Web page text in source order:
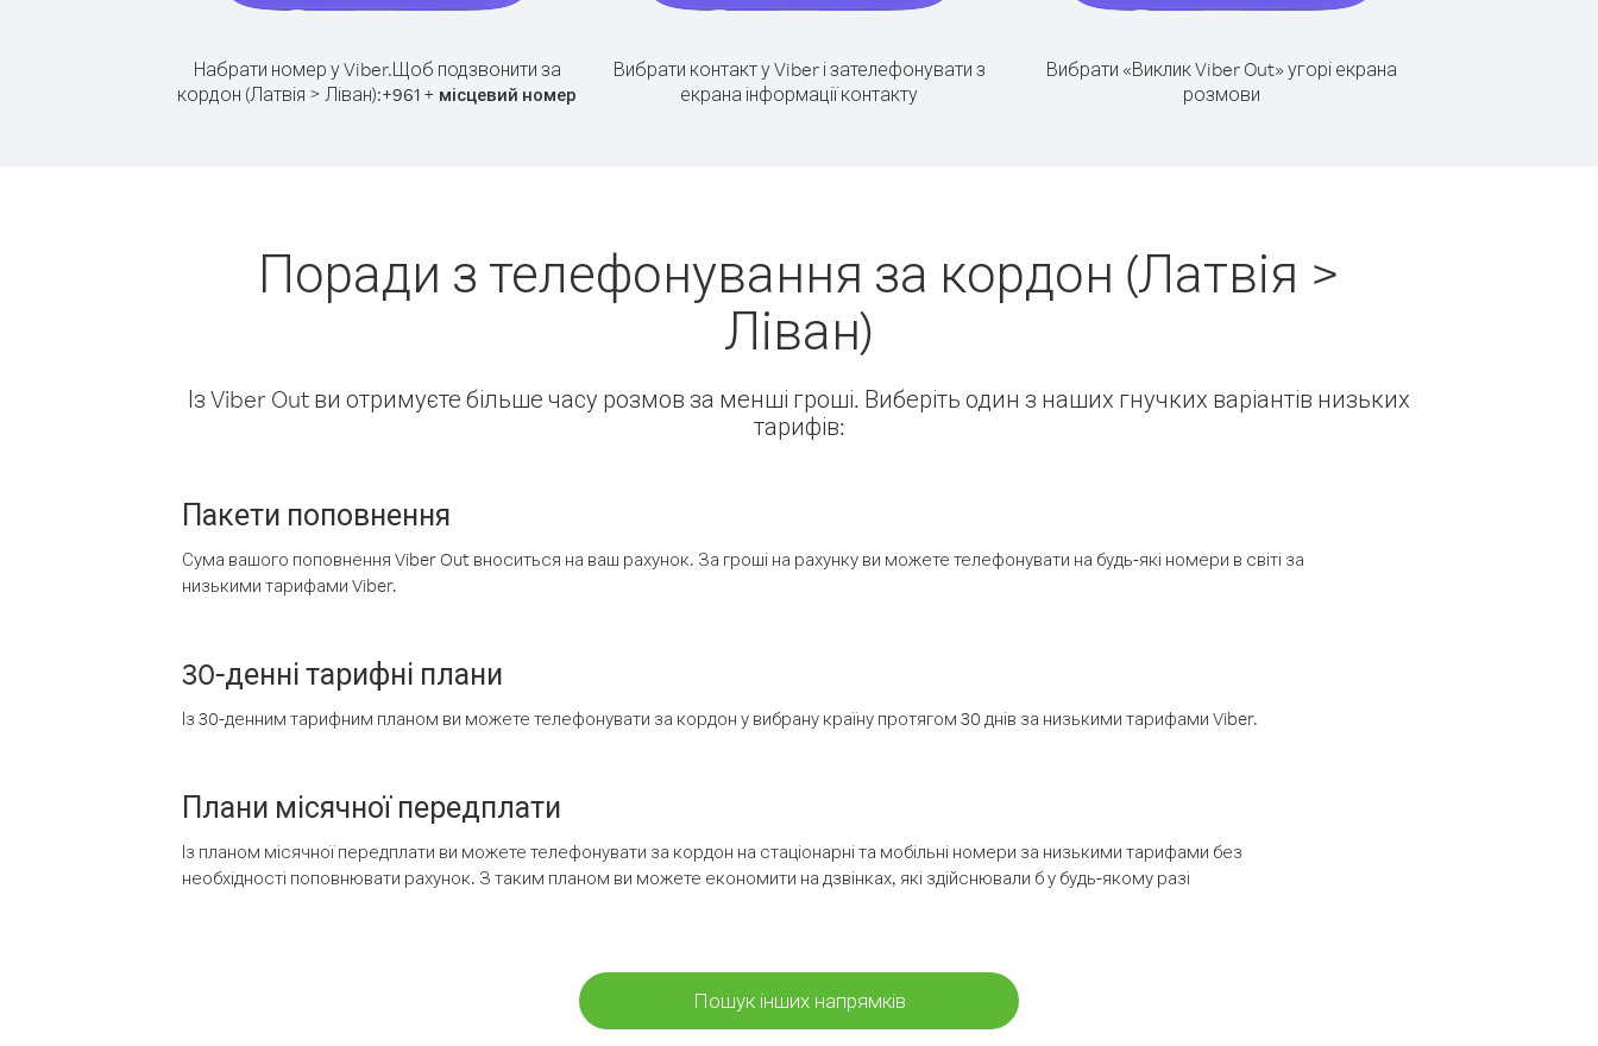
Набрати номер у Viber.Щоб подзвонити за
кордон (Латвія > Ліван):+961 + місцевий номер
Вибрати контакт у Viber і зателефонувати з
екрана інформації контакту
Вибрати «Виклик Viber Out» угорі екрана
розмови
Поради з телефонування за кордон (Латвія >
Ліван)
Із Viber Out ви отримуєте більше часу розмов за менші гроші. Виберіть один з наших гнучких варіантів низьких
тарифів:
Пакети поповнення
Сума вашого поповнення Viber Out вноситься на ваш рахунок. За гроші на рахунку ви можете телефонувати на будь-які номери в світі за
низькими тарифами Viber.
30-денні тарифні плани
Із 30-денним тарифним планом ви можете телефонувати за кордон у вибрану країну протягом 30 днів за низькими тарифами Viber.
Плани місячної передплати
Із планом місячної передплати ви можете телефонувати за кордон на стаціонарні та мобільні номери за низькими тарифами без
необхідності поповнювати рахунок. З таким планом ви можете економити на дзвінках, які здійснювали б у будь-якому разі
Пошук інших напрямків